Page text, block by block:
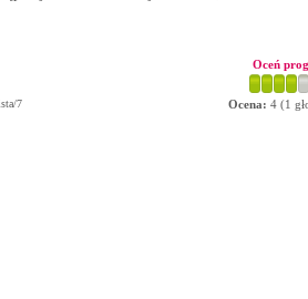
7
Oceń
Ocena: 4 (1